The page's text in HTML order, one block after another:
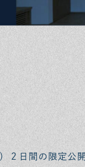
）２日間の限定公